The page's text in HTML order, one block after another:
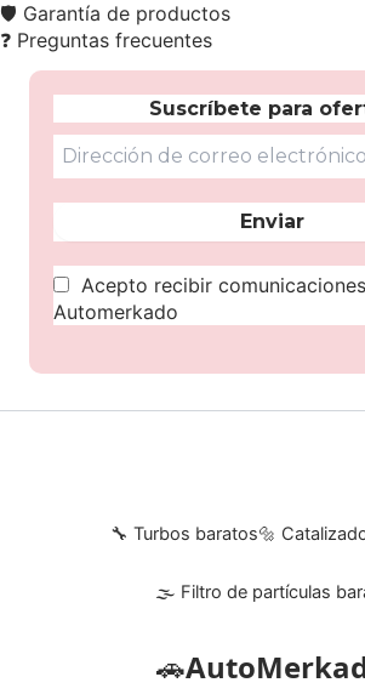
🛡️ Garantía de productos
❓ Preguntas frecuentes
Suscríbete para
Acepto recibir
Automerkado
🔧 Turbos baratos🔩
🌫 Filtro de partículas
🚗